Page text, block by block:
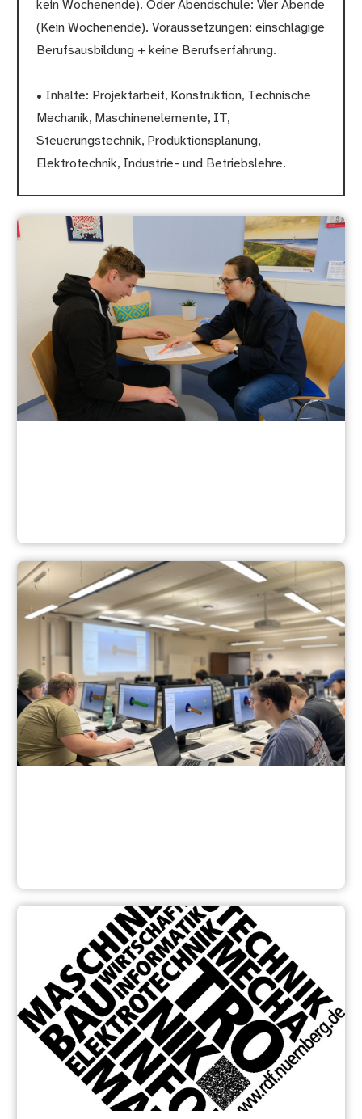
kein Wochenende). Oder Abendschule: Vier Abende
(Kein Wochenende). Voraussetzungen: einschlägige
Berufsausbildung + keine Berufserfahrung.
• Inhalte: Projektarbeit, Konstruktion, Technische
Mechanik, Maschinenelemente, IT,
Steuerungstechnik, Produktionsplanung,
Elektrotechnik, Industrie- und Betriebslehre.